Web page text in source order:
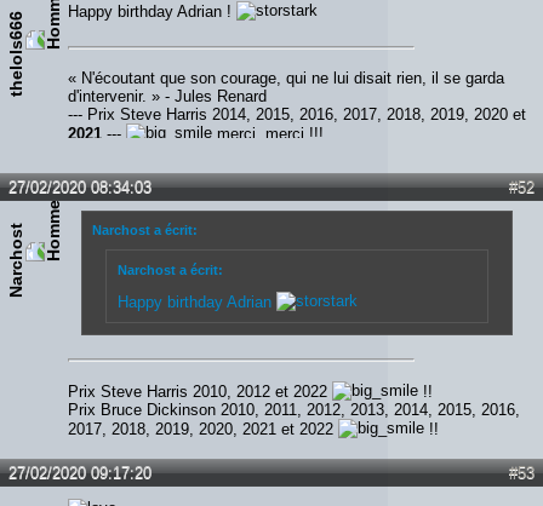
thelols666 Happy birthday Adrian !
« N'écoutant que son courage, qui ne lui disait rien, il se garda
d'intervenir. » - Jules Renard
--- Prix Steve Harris 2014, 2015, 2016, 2017, 2018, 2019, 2020 et
2021 --- merci, merci !!!
#52
27/02/2020 08:34:03
Narchost Narchost a écrit:
Narchost a écrit:
Happy birthday Adrian
Prix Steve Harris 2010, 2012 et 2022
!!
Prix Bruce Dickinson 2010, 2011, 2012, 2013, 2014, 2015, 2016,
2017, 2018, 2019, 2020, 2021 et 2022
!!
#53
27/02/2020 09:17:20